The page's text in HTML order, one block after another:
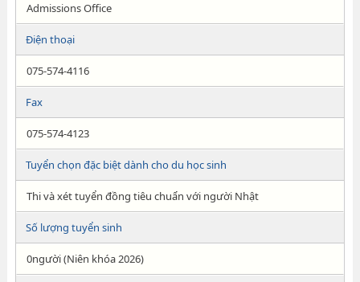
Admissions Office
Điện thoại
075-574-4116
Fax
075-574-4123
Tuyển chọn đặc biệt dành cho du học sinh
Thi và xét tuyển đồng tiêu chuẩn với người Nhật
Số lượng tuyển sinh
0người (Niên khóa 2026)